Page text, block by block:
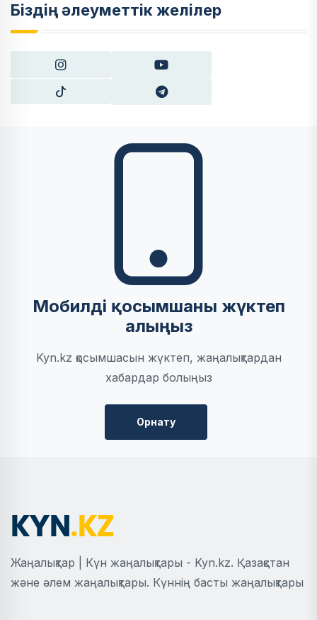
Біздің әлеуметтік желілер
Мобилді қосымшаны жүктеп
алыңыз
Kyn.kz қосымшасын жүктеп, жаңалықтардан
хабардар болыңыз
Орнату
Жаңалықтар | Күн жаңалықтары - Kyn.kz. Қазақстан
және әлем жаңалықтары. Күннің басты жаңалықтары